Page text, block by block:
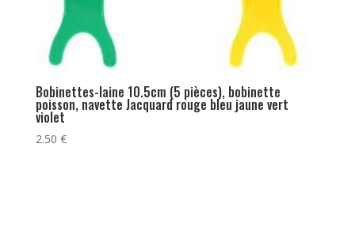
Bobinettes-laine 10.5cm (5 pièces), bobinette
poisson, navette Jacquard rouge bleu jaune vert
violet
2.50 €